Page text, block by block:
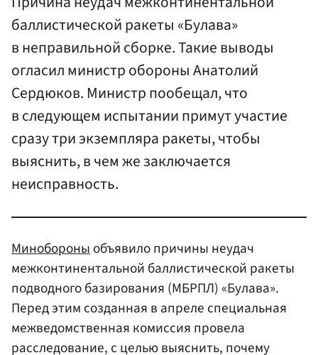
баллистической ракеты «Булава»
в неправильной сборке. Такие выводы
огласил министр обороны Анатолий
Сердюков. Министр пообещал, что
в следующем испытании примут участие
сразу три экземпляра ракеты, чтобы
выяснить, в чем же заключается
неисправность.
Минобороны объявило причины неудач
межконтинентальной баллистической ракеты
подводного базирования (МБРПЛ) «Булава».
Перед этим созданная в апреле специальная
межведомственная комиссия провела
расследование, с целью выяснить, почему